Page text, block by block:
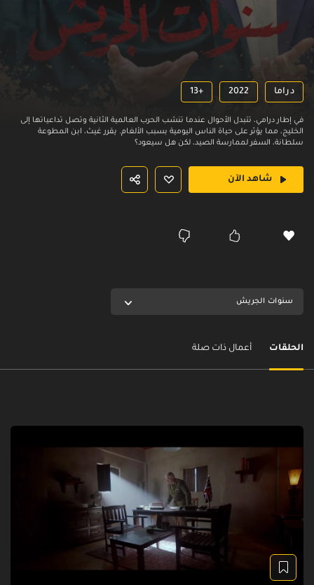
دراما 2022
13+
في إطار درامي، تتبدل الأحوال عندما تنشب الحرب العالمية الثانية وتصل تداعياتها إلى
الخليج، مما يؤثر على حياة الناس اليومية بسبب الألغام. يقرر غيث، ابن المطوعة
سلطانة، السفر لممارسة الصيد، لكن هل سيعود؟
شاهد الآن
سنوات الجريش
الحلقات أعمال ذات صلة